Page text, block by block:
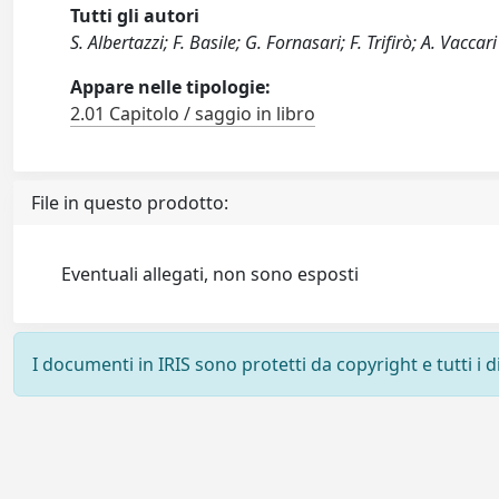
Tutti gli autori
S. Albertazzi; F. Basile; G. Fornasari; F. Trifirò; A. Vaccari
Appare nelle tipologie:
2.01 Capitolo / saggio in libro
File in questo prodotto:
Eventuali allegati, non sono esposti
I documenti in IRIS sono protetti da copyright e tutti i